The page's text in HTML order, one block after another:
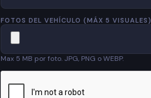
FOTOS DEL VEHÍCULO (MÁX 5 VISUALES)
Max 5 MB por foto. JPG, PNG o WEBP.